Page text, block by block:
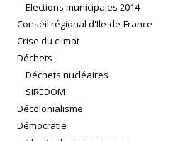
Elections municipales 2014
Conseil régional d'Ile-de-France
Crise du climat
Déchets
Déchets nucléaires
SIREDOM
Décolonialisme
Démocratie